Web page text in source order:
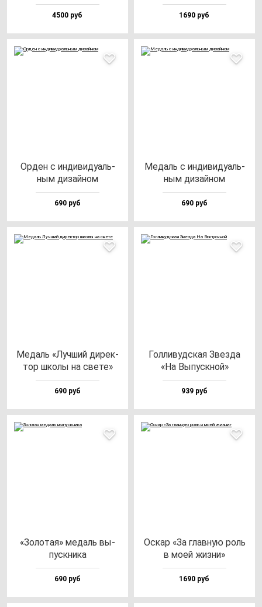
4500 руб 1690 руб
Орден с ин­ди­ви­ду­аль­
ным ди­зай­ном
690 руб
Медаль с ин­ди­ви­ду­аль­
ным ди­зай­ном
690 руб
Медаль «Луч­ший ди­рек­
тор шко­лы на све­те»
690 руб
Гол­ли­вуд­ская Звез­да
«На Выпус­кной»
939 руб
«Золо­тая» ме­даль вы­
пус­кни­ка
690 руб
Оскар «За глав­ную роль
в моей жиз­ни»
1690 руб